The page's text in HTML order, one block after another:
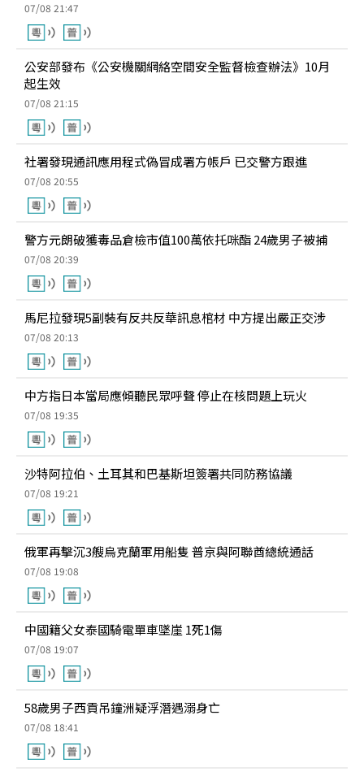
07/08 21:47
公安部發布《公安機關網絡空間安全監督檢查辦法》10月
起生效
07/08 21:15
社署發現通訊應用程式偽冒成署方帳戶 已交警方跟進
07/08 20:55
警方元朗破獲毒品倉檢市值100萬依托咪酯 24歲男子被捕
07/08 20:39
馬尼拉發現5副裝有反共反華訊息棺材 中方提出嚴正交涉
07/08 20:13
中方指日本當局應傾聽民眾呼聲 停止在核問題上玩火
07/08 19:35
沙特阿拉伯、土耳其和巴基斯坦簽署共同防務協議
07/08 19:21
俄軍再擊沉3艘烏克蘭軍用船隻 普京與阿聯酋總統通話
07/08 19:08
中國籍父女泰國騎電單車墜崖 1死1傷
07/08 19:07
58歲男子西貢吊鐘洲疑浮潛遇溺身亡
07/08 18:41